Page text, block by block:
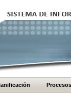
Procesos